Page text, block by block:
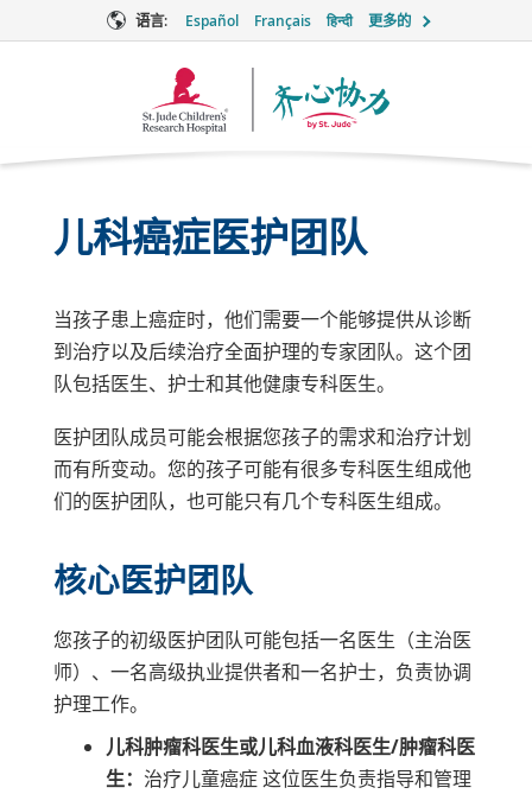
语言: Español Français हिन्दी 更多的
Together
儿科癌症医护团队
当孩子患上癌症时，他们需要一个能够提供从诊断
到治疗以及后续治疗全面护理的专家团队。这个团
队包括医生、护士和其他健康专科医生。
医护团队成员可能会根据您孩子的需求和治疗计划
而有所变动。您的孩子可能有很多专科医生组成他
们的医护团队，也可能只有几个专科医生组成。
核心医护团队
您孩子的初级医护团队可能包括一名医生（主治医
师）、一名高级执业提供者和一名护士，负责协调
护理工作。
儿科肿瘤科医生或儿科血液科医生/肿瘤科医
生： 治疗儿童癌症 这位医生负责指导和管理